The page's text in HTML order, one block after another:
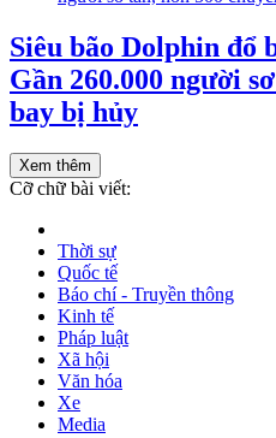
Siêu bão Dolphin đổ
Gần 260.000 người
bay bị hủy
Xem thêm
Cỡ chữ bài viết:
Thời sự
Quốc tế
Báo chí - Truyền thông
Kinh tế
Pháp luật
Xã hội
Văn hóa
Xe
Media